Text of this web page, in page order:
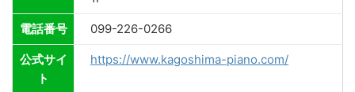
電話番号 099-226-0266
公式サイ
ト
https://www.kagoshima-piano.com/